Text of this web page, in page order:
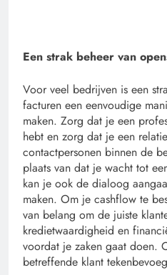
Een strak beheer van
Voor veel bedrijven is een
facturen een eenvoudige
maken. Zorg dat je een
hebt en zorg dat je een
contactpersonen binnen de
plaats van dat je wacht tot
kan je ook de dialoog
maken. Om je cashflow te
van belang om de juiste
kredietwaardigheid en
voordat je zaken gaat doen.
betreffende klant